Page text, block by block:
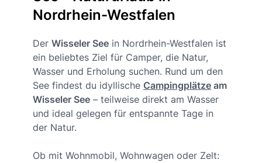
Nordrhein-Westfalen
Der Wisseler See in Nordrhein-Westfalen ist
ein beliebtes Ziel für Camper, die Natur,
Wasser und Erholung suchen. Rund um den
See findest du idyllische Campingplätze am
Wisseler See – teilweise direkt am Wasser
und ideal gelegen für entspannte Tage in
der Natur.
Ob mit Wohnmobil, Wohnwagen oder Zelt: